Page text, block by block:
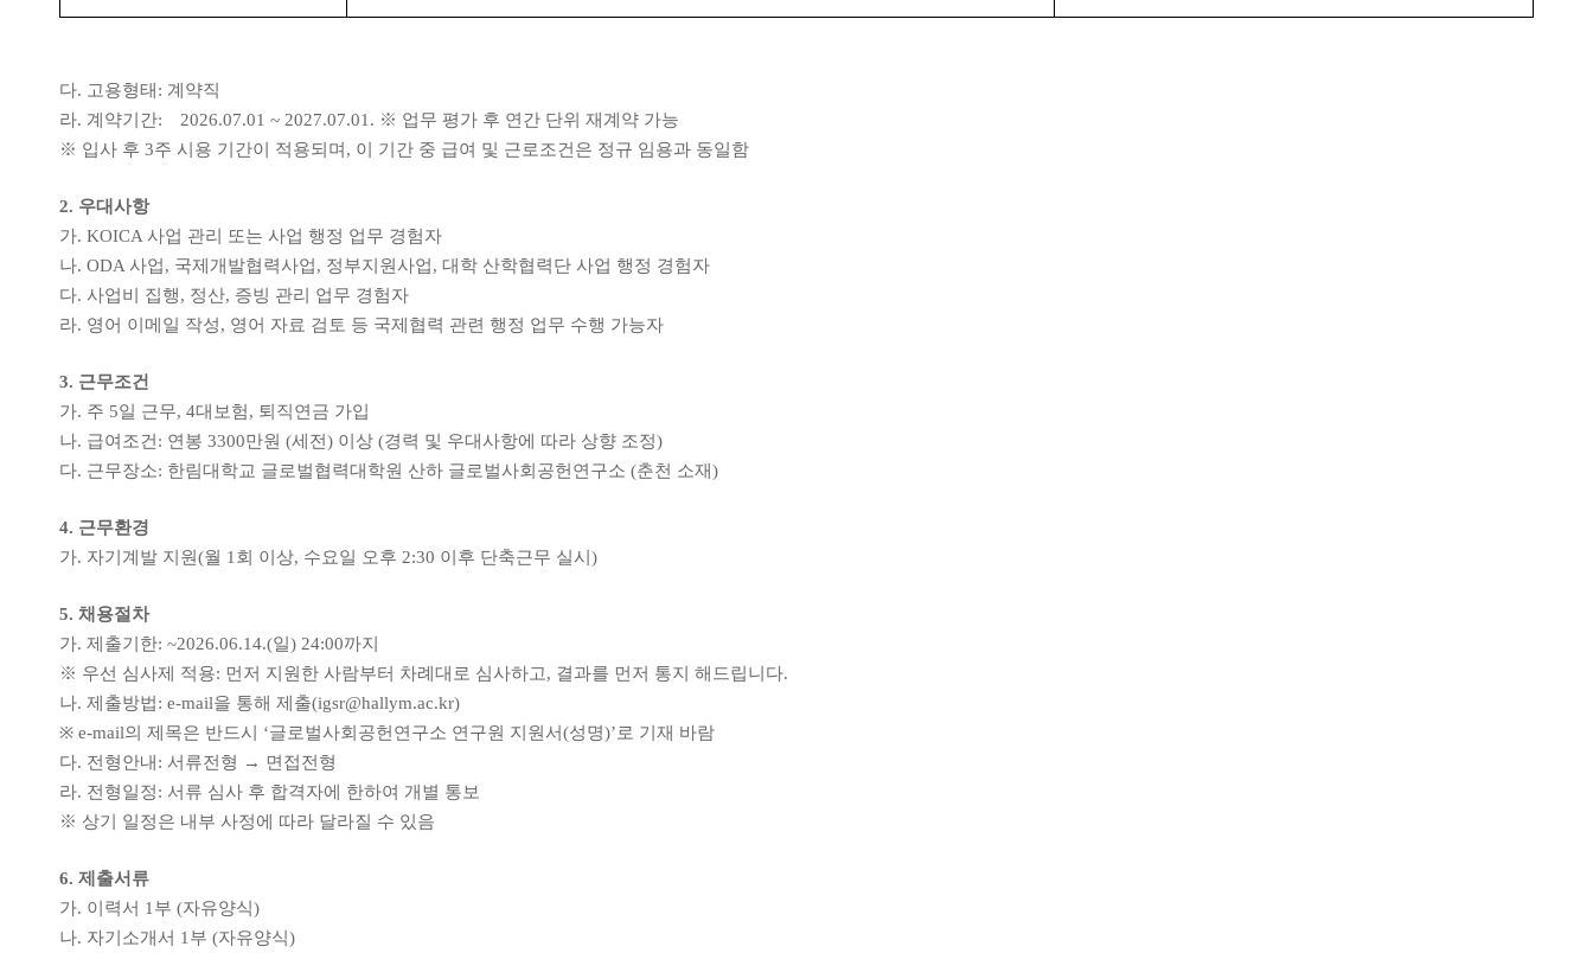
다. 고용형태 : 계약직
라. 계약기간: 2026.07.01 ~ 2027.07.01. ※ 업무 평가 후 연간 단위 재계약 가능
※ 입사 후 3주 시용 기간이 적용되며 , 이 기간 중 급여 및 근로조건은 정규 임용과 동일함
2. 우대사항
가. KOICA 사업 관리 또는 사업 행정 업무 경험자
나. ODA 사업, 국제개발협력사업, 정부지원사업, 대학 산학협력단 사업 행정 경험자
다. 사업비 집행, 정산, 증빙 관리 업무 경험자
라. 영어 이메일 작성, 영어 자료 검토 등 국제협력 관련 행정 업무 수행 가능자
3. 근무조건
가. 주 5일 근무, 4대보험, 퇴직연금 가입
나. 급여조건 : 연봉 3300만원 (세전) 이상 (경력 및 우대사항에 따라 상향 조정)
다. 근무장소: 한림대학교 글로벌협력대학원 산하 글로벌사회공헌연구소 (춘천 소재)
4. 근무환경
가. 자기계발 지원(월 1 회 이상, 수요일 오후 2:30 이후 단축근무 실시 )
5. 채용절차
가. 제출기한: ~2026.06.14.(일) 24:00까지
※ 우선 심사제 적용: 먼저 지원한 사람부터 차례대로 심사하고, 결과를 먼저 통지 해드립니다.
나. 제출방법: e-mail을 통해 제출(igsr@hallym.ac.kr)
※ e-mail의 제목은 반드시 ‘글로벌사회공헌연구소 연구원 지원서(성명)’로 기재 바람
다. 전형안내 : 서류전형 → 면접전형
라. 전형일정: 서류 심사 후 합격자에 한하여 개별 통보
※ 상기 일정은 내부 사정에 따라 달라질 수 있음
6. 제출서류
가. 이력서 1 부 (자유양식)
나. 자기소개서 1 부 (자유양식)